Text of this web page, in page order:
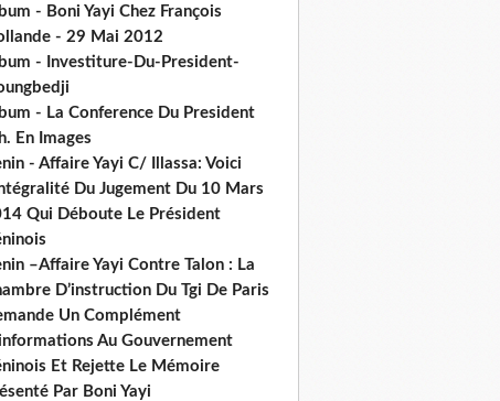
- Boni Yayi Chez François
- 29 Mai 2012
- Investiture-Du-President-
- La Conference Du President
En Images
- Affaire Yayi C/ Illassa: Voici
Du Jugement Du 10 Mars
Qui Déboute Le Président
–Affaire Yayi Contre Talon : La
D’instruction Du Tgi De Paris
Un Complément
Au Gouvernement
Et Rejette Le Mémoire
Par Boni Yayi